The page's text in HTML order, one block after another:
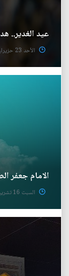
عيد الغدير..
الأحد 23 حزيران 2024
الامام جعفر
السبت 16 تشرين الثاني 2019